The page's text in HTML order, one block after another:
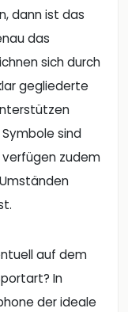
dann ist das
das
sich durch
gegliederte
sind
verfügen zudem
auf dem
In
der ideale